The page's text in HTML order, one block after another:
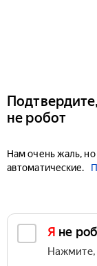
не робот
Нам очень жаль,
автоматические.
Я не
Нажмите,